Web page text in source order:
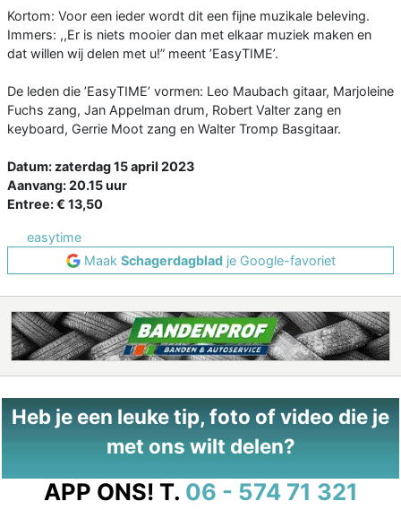
Kortom: Voor een ieder wordt dit een fijne muzikale beleving.
Immers: ,,Er is niets mooier dan met elkaar muziek maken en
dat willen wij delen met u!” meent ’EasyTIME’.
De leden die ’EasyTIME’ vormen: Leo Maubach gitaar, Marjoleine
Fuchs zang, Jan Appelman drum, Robert Valter zang en
keyboard, Gerrie Moot zang en Walter Tromp Basgitaar.
Datum: zaterdag 15 april 2023
Aanvang: 20.15 uur
Entree: € 13,50
easytime
Maak Schagerdagbladje Google-favoriet
Heb je een leuke tip, foto of video die je
met ons wilt delen?
APP ONS! T. 06 - 574 71 321